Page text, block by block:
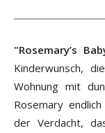
"Rosemary’s
Kinderwunsch,
Wohnung mit
Rosemary
der Verdacht,